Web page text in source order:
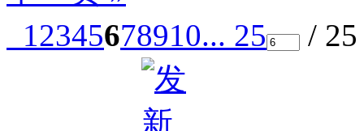
12345678910... 25 /